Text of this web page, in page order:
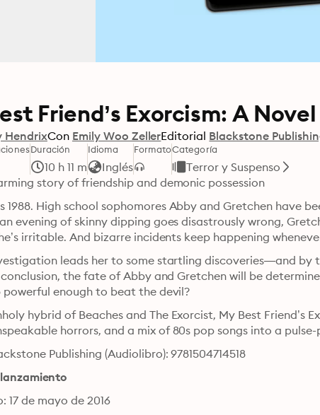
Friend’s Exorcism: A Novel
HendrixCon Emily Woo ZellerEditorial Blackstone
Duración
10 h 11 m
Idioma
Inglés
FormatoCategoría
Terror y Suspenso
story of friendship and demonic possession
1988. High school sophomores Abby and Gretchen have
evening of skinny dipping goes disastrously wrong,
irritable. And bizarre incidents keep happening
leads her to some startling discoveries—and by
the fate of Abby and Gretchen will be
powerful enough to beat the devil?
hybrid of Beaches and The Exorcist, My Best Friend’s
horrors, and a mix of 80s pop songs into a
Publishing (Audiolibro): 9781504714518
17 de mayo de 2016